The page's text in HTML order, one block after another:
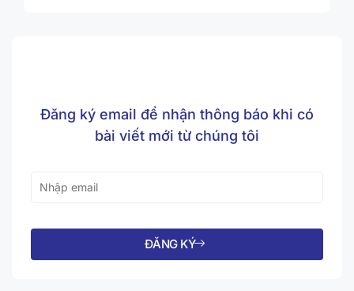
Đăng ký email để nhận thông báo khi có
bài viết mới từ chúng tôi
ĐĂNG KÝ